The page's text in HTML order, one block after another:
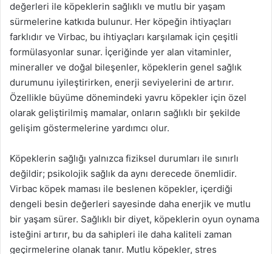
değerleri ile köpeklerin sağlıklı ve mutlu bir yaşam
sürmelerine katkıda bulunur. Her köpeğin ihtiyaçları
farklıdır ve Virbac, bu ihtiyaçları karşılamak için çeşitli
formülasyonlar sunar. İçeriğinde yer alan vitaminler,
mineraller ve doğal bileşenler, köpeklerin genel sağlık
durumunu iyileştirirken, enerji seviyelerini de artırır.
Özellikle büyüme dönemindeki yavru köpekler için özel
olarak geliştirilmiş mamalar, onların sağlıklı bir şekilde
gelişim göstermelerine yardımcı olur.
Köpeklerin sağlığı yalnızca fiziksel durumları ile sınırlı
değildir; psikolojik sağlık da aynı derecede önemlidir.
Virbac köpek maması ile beslenen köpekler, içerdiği
dengeli besin değerleri sayesinde daha enerjik ve mutlu
bir yaşam sürer. Sağlıklı bir diyet, köpeklerin oyun oynama
isteğini artırır, bu da sahipleri ile daha kaliteli zaman
geçirmelerine olanak tanır. Mutlu köpekler, stres